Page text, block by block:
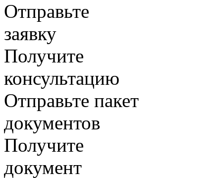
Отправьте
заявку
Получите
консультацию
Отправьте пакет
документов
Получите
документ